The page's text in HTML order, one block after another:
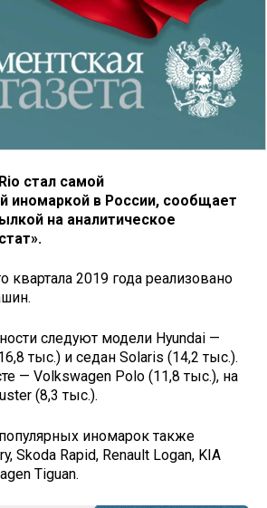
стал самой
иномаркой в России, сообщает
на аналитическое
квартала 2019 года реализовано
следуют модели Hyundai —
тыс.) и седан Solaris (14,2 тыс.).
— Volkswagen Polo (11,8 тыс.), на
(8,3 тыс.).
иномарок также
Skoda Rapid, Renault Logan, KIA
Tiguan.